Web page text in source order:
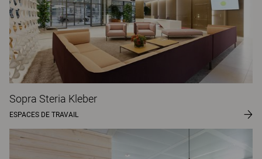
Sopra Steria Kleber
ESPACES DE TRAVAIL